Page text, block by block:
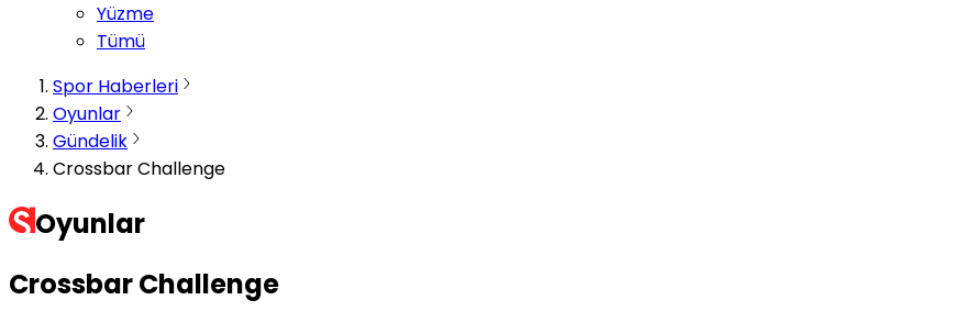
Yüzme
Tümü
Spor Haberleri
Oyunlar
Gündelik
Crossbar Challenge
Oyunlar
Crossbar Challenge